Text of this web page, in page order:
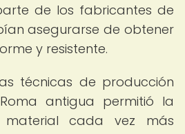
de los fabricantes de
asegurarse de obtener
y resistente.
técnicas de producción
antigua permitió la
cada vez más